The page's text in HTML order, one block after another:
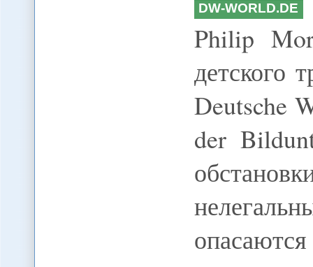
DW-WORLD.DE
Philip
детского
Deutsche
der